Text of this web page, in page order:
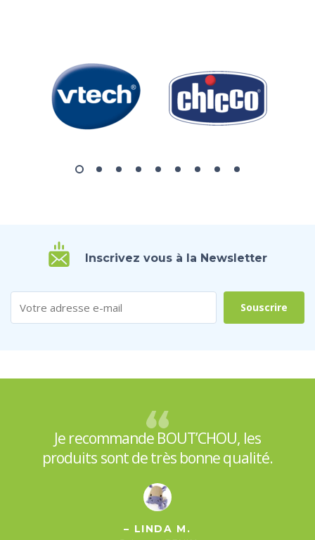
Inscrivez vous à la Newsletter
Je recommande BOUT’CHOU, les
produits sont de très bonne qualité.
– LINDA M.